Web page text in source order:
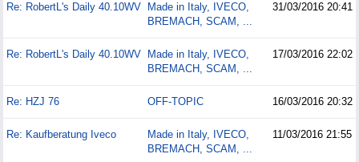
Re: RobertL's Daily 40.10WV
Made in Italy, IVECO,
BREMACH, SCAM, ...
31/03/2016 20:41
Re: RobertL's Daily 40.10WV
Made in Italy, IVECO,
BREMACH, SCAM, ...
17/03/2016 22:02
Re: HZJ 76 OFF-TOPIC 16/03/2016 20:32
Re: Kaufberatung Iveco
Made in Italy, IVECO,
BREMACH, SCAM, ...
11/03/2016 21:55